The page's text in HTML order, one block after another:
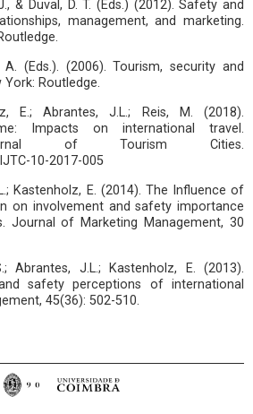
& Duval, D. T. (Eds.) (2012). Safety and
management, and marketing.
(Eds.). (2006). Tourism, security and
Routledge.
E.; Abrantes, J.L.; Reis, M. (2018).
Impacts on international travel.
of Tourism Cities.
10-2017-005
Kastenholz, E. (2014). The Influence of
on involvement and safety importance
Journal of Marketing Management, 30
Abrantes, J.L.; Kastenholz, E. (2013).
safety perceptions of international
45(36): 502-510.